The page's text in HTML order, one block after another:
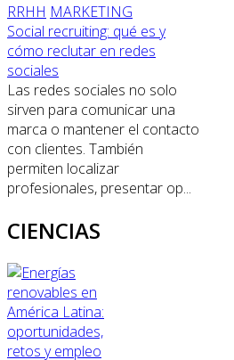
RRHH MARKETING
Social recruiting: qué es y
cómo reclutar en redes
sociales
Las redes sociales no solo
sirven para comunicar una
marca o mantener el contacto
con clientes. También
permiten localizar
profesionales, presentar op...
CIENCIAS